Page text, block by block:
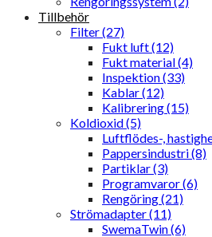
Tillbehör
Filter (27)
Fukt luft (12)
Fukt material (4)
Inspektion (33)
Kablar (12)
Kalibrering (15)
Koldioxid (5)
Luftflödes-,
Pappersindustri (8)
Partiklar (3)
Programvaror (6)
Rengöring (21)
Strömadapter (11)
SwemaTwin (6)